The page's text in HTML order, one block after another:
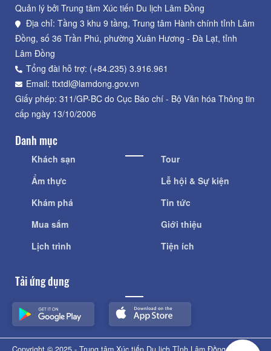
Quản lý bởi Trung tâm Xúc tiến Du lịch Lâm Đồng
Địa chỉ: Tầng 3 khu 9 tầng, Trung tâm Hành chính tỉnh Lâm
Đồng, số 36 Trần Phú, phường Xuân Hương - Đà Lạt, tỉnh
Lâm Đồng
Tổng đài hỗ trợ: (+84.235) 3.916.961
Email: ttxtdl@lamdong.gov.vn
Giấy phép: 311/GP-BC do Cục Báo chí - Bộ Văn hóa Thông tin
cấp ngày 13/10/2006
Danh mục
Khách sạn
Ẩm thực
Khám phá
Mua sắm
Lịch trình
Tour
Lễ hội & Sự kiện
Tin tức
Giới thiệu
Tiện ích
Tải ứng dụng